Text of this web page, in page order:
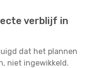
verblijf in
dat het plannen
niet ingewikkeld.